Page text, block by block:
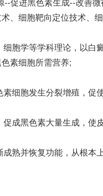
进黑色素生成--改善微
、细胞靶向定位技术、
学等学科理论，以白
素细胞所需营养;
胞发生分裂增殖，促
黑色素大量生成，使
并恢复功能，从根本上